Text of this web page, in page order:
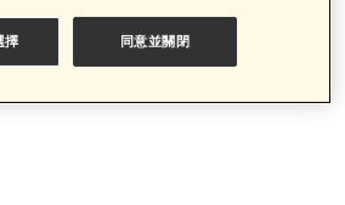
擇 同意並關閉